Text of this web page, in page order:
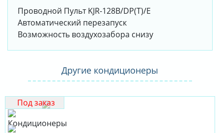
Проводной Пульт KJR-128B/DP(T)/E
Автоматический перезапуск
Возможность воздухозабора снизу
Другие кондиционеры
Под заказ